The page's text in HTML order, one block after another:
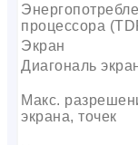
процессора
Экран
Диагональ
Макс.
экрана, точек